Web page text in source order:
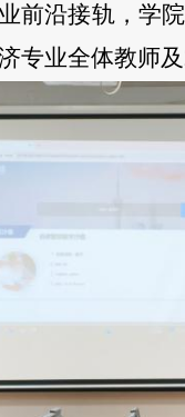
前沿接轨，学
业全体教师